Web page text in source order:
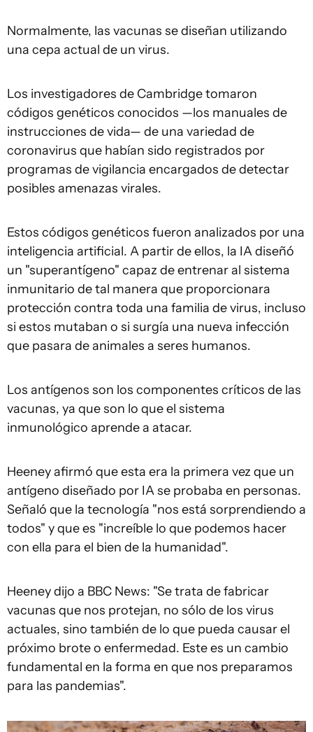
Normalmente, las vacunas se diseñan utilizando
una cepa actual de un virus.
Los investigadores de Cambridge tomaron
códigos genéticos conocidos —los manuales de
instrucciones de vida— de una variedad de
coronavirus que habían sido registrados por
programas de vigilancia encargados de detectar
posibles amenazas virales.
Estos códigos genéticos fueron analizados por una
inteligencia artificial. A partir de ellos, la IA diseñó
un "superantígeno" capaz de entrenar al sistema
inmunitario de tal manera que proporcionara
protección contra toda una familia de virus, incluso
si estos mutaban o si surgía una nueva infección
que pasara de animales a seres humanos.
Los antígenos son los componentes críticos de las
vacunas, ya que son lo que el sistema
inmunológico aprende a atacar.
Heeney afirmó que esta era la primera vez que un
antígeno diseñado por IA se probaba en personas.
Señaló que la tecnología "nos está sorprendiendo a
todos" y que es "increíble lo que podemos hacer
con ella para el bien de la humanidad".
Heeney dijo a BBC News: "Se trata de fabricar
vacunas que nos protejan, no sólo de los virus
actuales, sino también de lo que pueda causar el
próximo brote o enfermedad. Este es un cambio
fundamental en la forma en que nos preparamos
para las pandemias".